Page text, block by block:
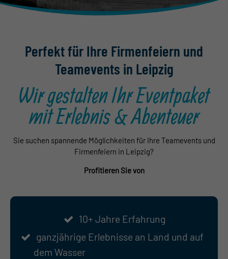
Perfekt für Ihre Firmenfeiern und
Teamevents in Leipzig
Wir gestalten Ihr Eventpaket
mit Erlebnis & Abenteuer
Sie suchen spannende Möglichkeiten für Ihre Teamevents und
Firmenfeiern in Leipzig?
Profitieren Sie von
10+ Jahre Erfahrung
ganzjährige Erlebnisse an Land und auf
dem Wasser
Shop